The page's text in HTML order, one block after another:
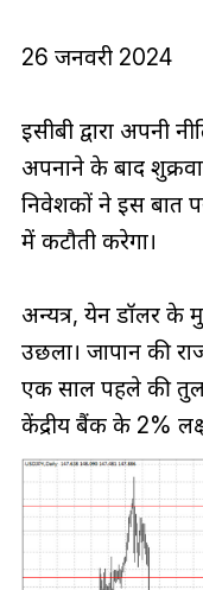
26 जनवरी 2024
ईसीबी द्वारा
अपनाने के बाद
निवेशकों ने इस बात
में कटौती करेगा।
अन्यत्र, येन डॉलर
उछला। जापान की
एक साल पहले की
केंद्रीय बैंक के 2%